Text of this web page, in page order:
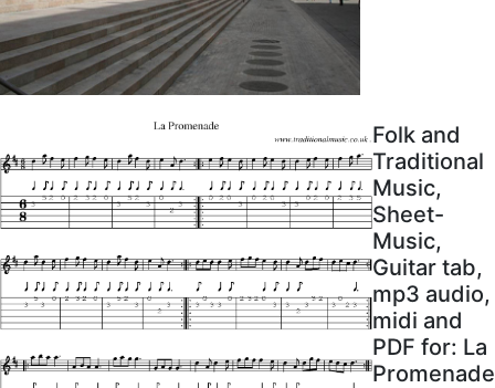
Folk and
Traditional
Music,
Sheet-
Music,
Guitar tab,
mp3 audio,
midi and
PDF for: La
Promenade